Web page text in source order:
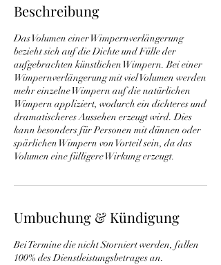
Beschreibung
Das Volumen einer Wimpernverlängerung
bezieht sich auf die Dichte und Fülle der
aufgebrachten künstlichen Wimpern. Bei einer
Wimpernverlängerung mit viel Volumen werden
mehr einzelne Wimpern auf die natürlichen
Wimpern appliziert, wodurch ein dichteres und
dramatischeres Aussehen erzeugt wird. Dies
kann besonders für Personen mit dünnen oder
spärlichen Wimpern von Vorteil sein, da das
Volumen eine fülligere Wirkung erzeugt.
Umbuchung & Kündigung
Bei Termine die nicht Storniert werden, fallen
100% des Dienstleistungsbetrages an.